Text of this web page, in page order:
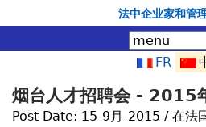
Jump to
法中企业家和管
FR
烟台人才招聘会 - 2015
Post Date: 15-9月-2015 / 在法